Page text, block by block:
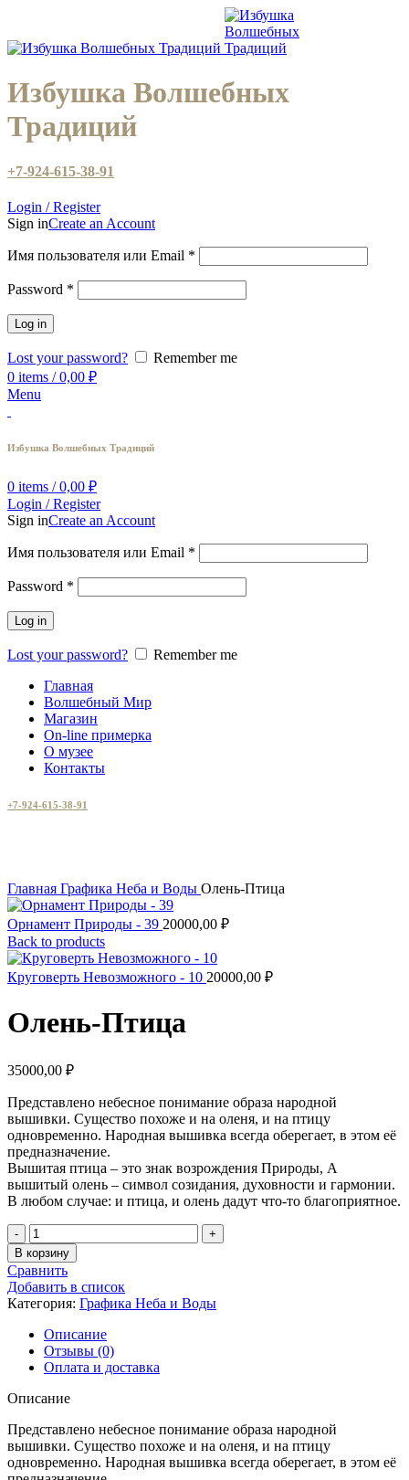
Избушка Волшебных
Традиций
+7-924-615-38-91
Login / Register
Sign inCreate an Account
Имя пользователя или Email *
Password *
Log in
Lost your password?
Remember me
0 items / 0,00 ₽
Menu
Избушка Волшебных Традиций
0 items / 0,00 ₽
Login / Register
Sign inCreate an Account
Имя пользователя или Email *
Password *
Log in
Lost your password?
Remember me
Главная
Волшебный Мир
Магазин
On-line примерка
О музее
Контакты
+7-924-615-38-91
Главная Графика Неба и Воды Олень-Птица
Орнамент Природы - 39 20000,00 ₽
Back to products
Круговерть Невозможного - 10 20000,00 ₽
Олень-Птица
35000,00 ₽
Представлено небесное понимание образа народной
вышивки. Существо похоже и на оленя, и на птицу
одновременно. Народная вышивка всегда оберегает, в этом её
предназначение.
Вышитая птица – это знак возрождения Природы, А
вышитый олень – символ созидания, духовности и гармонии.
В любом случае: и птица, и олень дадут что-то благоприятное.
Количество
товара
Олень-
Птица
В корзину
Сравнить
Добавить в список
Категория: Графика Неба и Воды
Описание
Отзывы (0)
Оплата и доставка
Описание
Представлено небесное понимание образа народной
вышивки. Существо похоже и на оленя, и на птицу
одновременно. Народная вышивка всегда оберегает, в этом её